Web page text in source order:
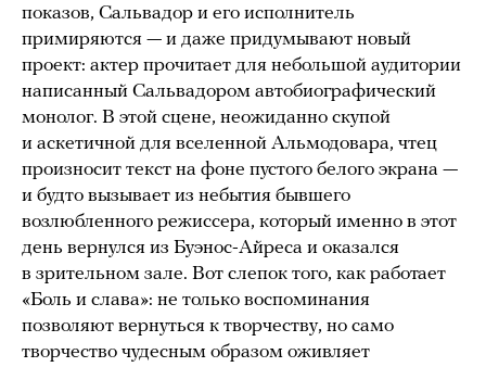
показов, Сальвадор и его исполнитель
примиряются — и даже придумывают новый
проект: актер прочитает для небольшой аудитории
написанный Сальвадором автобиографический
монолог. В этой сцене, неожиданно скупой
и аскетичной для вселенной Альмодовара, чтец
произносит текст на фоне пустого белого экрана —
и будто вызывает из небытия бывшего
возлюбленного режиссера, который именно в этот
день вернулся из Буэнос-Айреса и оказался
в зрительном зале. Вот слепок того, как работает
«Боль и слава»: не только воспоминания
позволяют вернуться к творчеству, но само
творчество чудесным образом оживляет